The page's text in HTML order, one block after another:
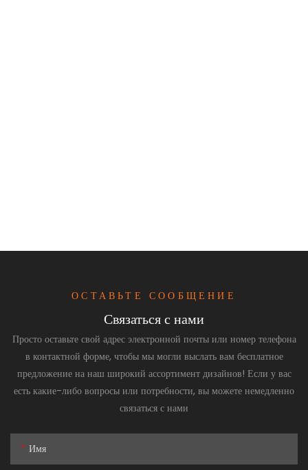
ОСТАВЬТЕ СООБЩЕНИЕ
Связаться с нами
Просто оставьте свой адрес электронной почты или номер телефона
в контактной форме, чтобы мы могли выслать вам бесплатное
предложение на наш широкий ассортимент дизайнов! Если у вас
есть какие-либо вопросы или потребности, вы можете немедленно
связаться с нами
Имя